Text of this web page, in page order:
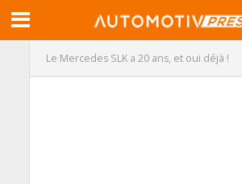
Le Mercedes SLK a 20 ans, et oui déjà !